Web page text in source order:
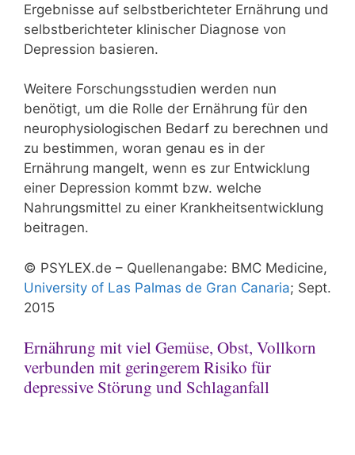
Ergebnisse auf selbstberichteter Ernährung und
selbstberichteter klinischer Diagnose von
Depression basieren.
Weitere Forschungsstudien werden nun
benötigt, um die Rolle der Ernährung für den
neurophysiologischen Bedarf zu berechnen und
zu bestimmen, woran genau es in der
Ernährung mangelt, wenn es zur Entwicklung
einer Depression kommt bzw. welche
Nahrungsmittel zu einer Krankheitsentwicklung
beitragen.
© PSYLEX.de – Quellenangabe: BMC Medicine,
University of Las Palmas de Gran Canaria; Sept.
2015
Ernährung mit viel Gemüse, Obst, Vollkorn
verbunden mit geringerem Risiko für
depressive Störung und Schlaganfall